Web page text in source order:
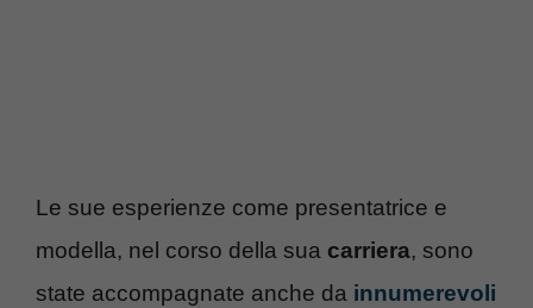
Le sue esperienze come presentatrice e
modella, nel corso della sua carriera, sono
state accompagnate anche da innumerevoli